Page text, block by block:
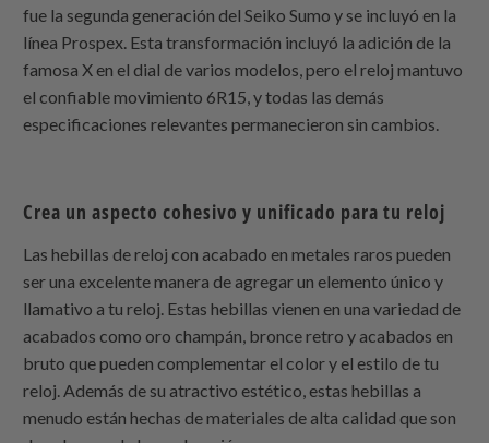
fue la segunda generación del Seiko Sumo y se incluyó en la
línea Prospex. Esta transformación incluyó la adición de la
famosa X en el dial de varios modelos, pero el reloj mantuvo
el confiable movimiento 6R15, y todas las demás
especificaciones relevantes permanecieron sin cambios.
Crea un aspecto cohesivo y unificado para tu reloj
Las hebillas de reloj con acabado en metales raros pueden
ser una excelente manera de agregar un elemento único y
llamativo a tu reloj. Estas hebillas vienen en una variedad de
acabados como oro champán, bronce retro y acabados en
bruto que pueden complementar el color y el estilo de tu
reloj. Además de su atractivo estético, estas hebillas a
menudo están hechas de materiales de alta calidad que son